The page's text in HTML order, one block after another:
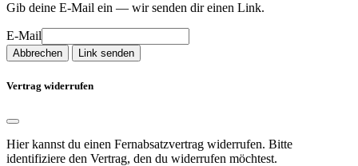
Gib deine E-Mail ein — wir senden dir einen Link.
E-Mail
Abbrechen Link senden
Vertrag widerrufen
Hier kannst du einen Fernabsatzvertrag widerrufen. Bitte
identifiziere den Vertrag, den du widerrufen möchtest.